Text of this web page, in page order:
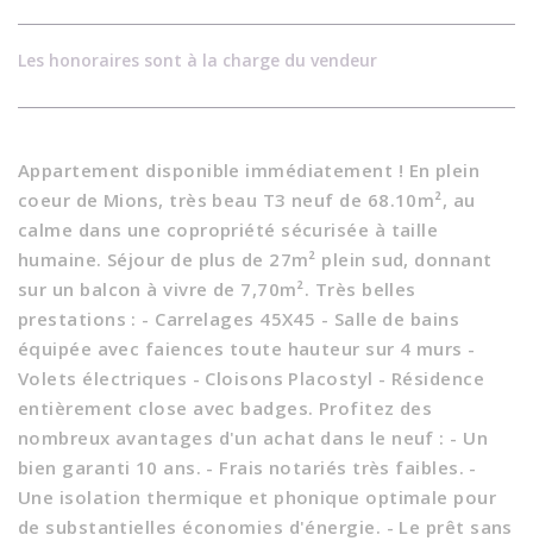
Les honoraires sont à la charge du vendeur
Appartement disponible immédiatement ! En plein
coeur de Mions, très beau T3 neuf de 68.10m², au
calme dans une copropriété sécurisée à taille
humaine. Séjour de plus de 27m² plein sud, donnant
sur un balcon à vivre de 7,70m². Très belles
prestations : - Carrelages 45X45 - Salle de bains
équipée avec faiences toute hauteur sur 4 murs -
Volets électriques - Cloisons Placostyl - Résidence
entièrement close avec badges. Profitez des
nombreux avantages d'un achat dans le neuf : - Un
bien garanti 10 ans. - Frais notariés très faibles. -
Une isolation thermique et phonique optimale pour
de substantielles économies d'énergie. - Le prêt sans